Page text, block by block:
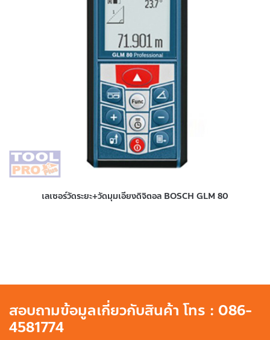
เลเซอร์วัดระยะ+วัดมุมเอียงดิจิตอล BOSCH GLM 80
สอบถามข้อมูลเกี่ยวกับสินค้า โทร : 086-
4581774